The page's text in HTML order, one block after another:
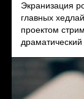
Экранизация
главных
проектом